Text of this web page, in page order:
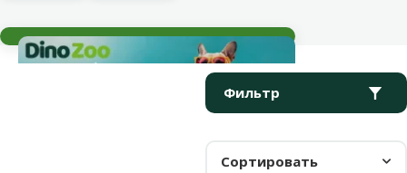
Фильтр
Сортировать
Продукты в категории Освещение для морского аквариума